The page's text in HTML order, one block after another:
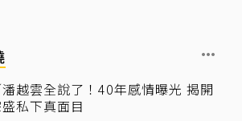
越雲全說了！40年感情曝光 揭開
私下真面目